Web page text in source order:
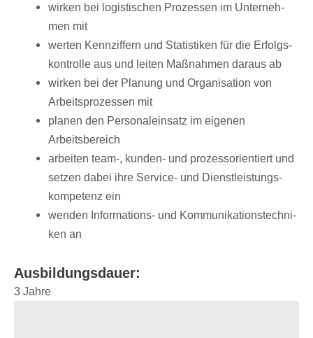
wirken bei logis­ti­schen Prozes­sen im Unter­neh­
men mit
werten Kenn­zif­fern und Statis­ti­ken für die Erfolgs­
kon­trolle aus und leiten Maßnah­men daraus ab
wirken bei der Planung und Orga­ni­sa­tion von
Arbeits­pro­zes­sen mit
planen den Perso­nal­ein­satz im eige­nen
Arbeitsbereich
arbei­ten team-, kunden- und prozess­ori­en­tiert und
setzen dabei ihre Service- und Dienst­leis­tungs­
kom­pe­tenz ein
wenden Infor­ma­ti­ons- und Kommu­ni­ka­ti­ons­tech­ni­
ken an
Ausbil­dungs­dauer:
3 Jahre